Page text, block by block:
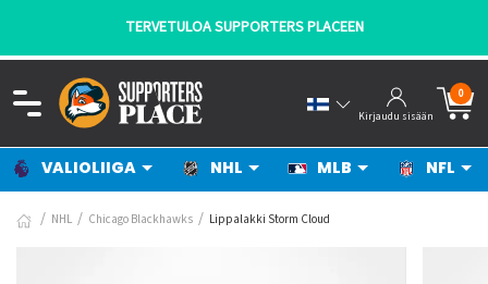
TERVETULOA SUPPORTERS PLACEEN
Kirjaudu sisään
0
VALIOLIIGA NHL MLB NFL
NHL Chicago Blackhawks Lippalakki Storm Cloud